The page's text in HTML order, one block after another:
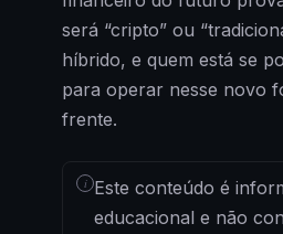
será “cripto” ou
híbrido, e quem está se
para operar nesse novo
frente.
i Este conteúdo é
educacional e não